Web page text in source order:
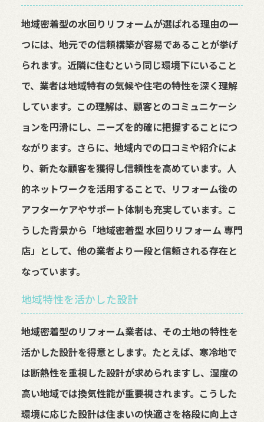
地域密着型の水回りリフォームが選ばれる理由の一
つには、地元での信頼構築が容易であることが挙げ
られます。近隣に住むという同じ環境下にいること
で、業者は地域特有の気候や住宅の特性を深く理解
しています。この理解は、顧客とのコミュニケーシ
ョンを円滑にし、ニーズを的確に把握することにつ
ながります。さらに、地域内での口コミや紹介によ
り、新たな顧客を獲得し信頼性を高めています。人
的ネットワークを活用することで、リフォーム後の
アフターケアやサポート体制も充実しています。こ
うした背景から「地域密着型 水回りリフォーム 専門
店」として、他の業者より一段と信頼される存在と
なっています。
地域特性を活かした設計
地域密着型のリフォーム業者は、その土地の特性を
活かした設計を得意とします。たとえば、寒冷地で
は断熱性を重視した設計が求められますし、湿度の
高い地域では換気性能が重要視されます。こうした
環境に応じた設計は住まいの快適さを格段に向上さ